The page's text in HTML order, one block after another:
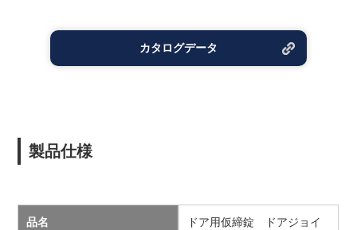
カタログデータ
製品仕様
品名
ドア用仮締錠 ドアジョイ